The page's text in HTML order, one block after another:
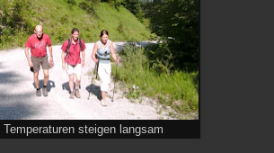
Temperaturen steigen langsam